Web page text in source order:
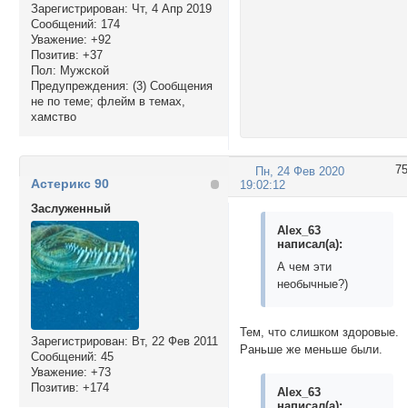
Зарегистрирован: Чт, 4 Апр 2019
Сообщений: 174
Уважение: +92
Позитив: +37
Пол: Мужской
Предупреждения: (3) Сообщения
не по теме; флейм в темах,
хамство
75
Пн, 24 Фев 2020
19:02:12
Астерикс 90
Заслуженный
Зарегистрирован: Вт, 22 Фев 2011
Сообщений: 45
Уважение: +73
Позитив: +174
Alex_63
написал(а):
А чем эти
необычные?)
Тем, что слишком здоровые.
Раньше же меньше были.
Alex_63